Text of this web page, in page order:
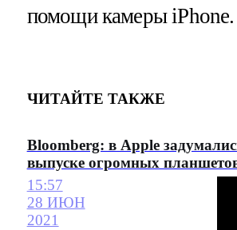
помощи камеры iPhone.
ЧИТАЙТЕ ТАКЖЕ
Bloomberg: в Apple
выпуске огромных
15:57
28 ИЮН
2021